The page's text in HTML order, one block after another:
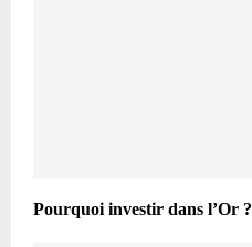
Pourquoi investir dans l’Or ?